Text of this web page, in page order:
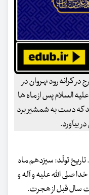
رود نهروان در
السلام پس از ماه ها
که دست به شمشیر برد
بیآورد.
سالشمار زندگانی امام علی علیه السلام[29]1. تاریخ تولّد: سیزدهم ماه
صلی الله علیه و آله و